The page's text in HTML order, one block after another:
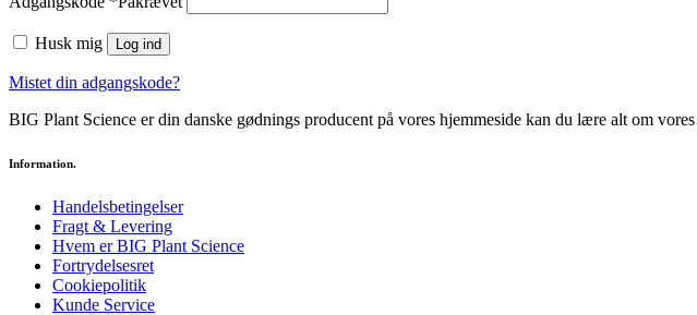
Husk mig Log ind
Mistet din adgangskode?
BIG Plant Science er din danske gødnings producent på vores hjemmeside kan du lære alt om
Information.
Handelsbetingelser
Fragt & Levering
Hvem er BIG Plant Science
Fortrydelsesret
Cookiepolitik
Kunde Service